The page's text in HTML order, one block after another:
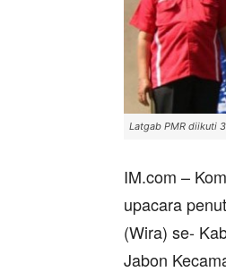
Latgab PMR diikuti
IM.com –
upacara
(Wira) se-
Jabon